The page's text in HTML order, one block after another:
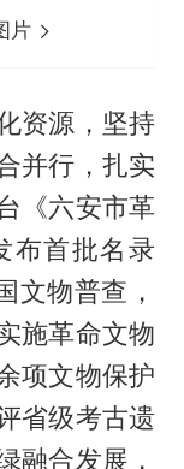
片
资源，坚持
并行，扎实
《六安市革
布首批名录
文物普查，
施革命文物
项文物保护
省级考古遗
融合发展，